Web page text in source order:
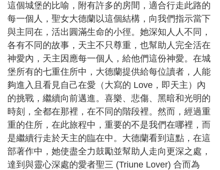
這個城堡的比喻，附有許多的房間，適合行走此路的
每一個人，聖女大德蘭以這個結構，向我們指示當下
與主同在，活出圓滿生命的小徑。她深知人人不同，
各有不同的故事，天主不只尊重，也幫助人完全活在
神愛內，天主因應每一個人，給他們這份神愛。在城
堡所有的七重住所中，大德蘭提供給每位讀者，人能
夠進入且看見自己在愛（大寫的 Love，即天主）內
的挑戰，繼續向前邁進。喜樂、悲傷、黑暗和光明的
時刻，全都在那裡，在不同的階段裡。然而，經過重
重的住所，在此旅程中，重要的不是我們在哪裡，而
是繼續行走於天主的臨在中。大德蘭看到這點，在這
部著作中，她使盡全力鼓勵並幫助人走向更深之處，
達到與靈心深處的愛者聖三 (Triune Lover) 合而為